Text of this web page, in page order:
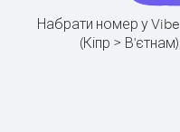
Набрати номер у
(Кіпр >